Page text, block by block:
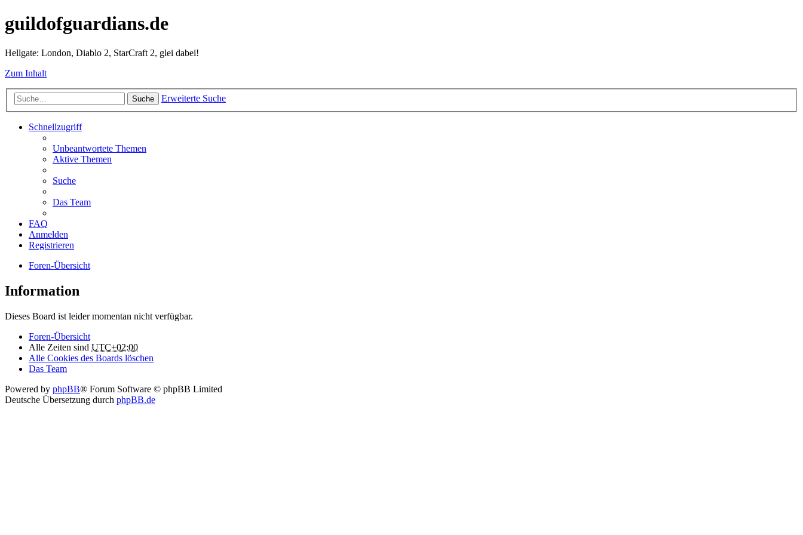
guildofguardians.de
Hellgate: London, Diablo 2, StarCraft 2, glei dabei!
Zum Inhalt
Suche Erweiterte Suche
Schnellzugriff
Unbeantwortete Themen
Aktive Themen
Suche
Das Team
FAQ
Anmelden
Registrieren
Foren-Übersicht
Information
Dieses Board ist leider momentan nicht verfügbar.
Foren-Übersicht
Alle Zeiten sind UTC+02:00
Alle Cookies des Boards löschen
Das Team
Powered by phpBB® Forum Software © phpBB Limited
Deutsche Übersetzung durch phpBB.de